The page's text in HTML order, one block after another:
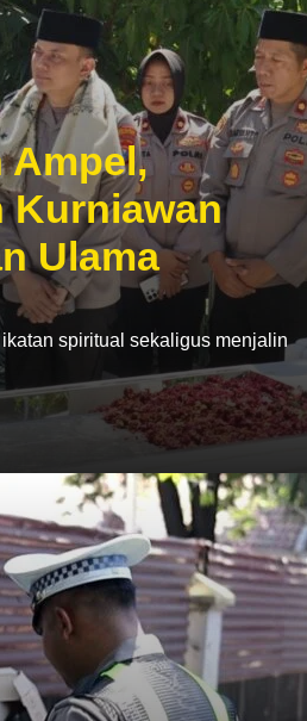
Ampel,
Kurniawan
Ulama
spiritual sekaligus menjalin